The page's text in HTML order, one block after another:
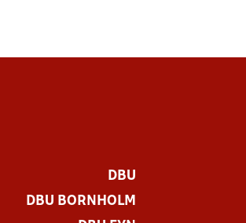
DBU
DBU BORNHOLM